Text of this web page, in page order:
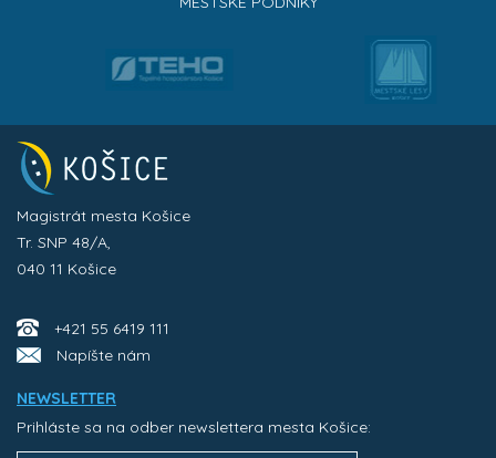
Magistrát mesta Košice
Tr. SNP 48/A,
040 11 Košice
+421 55 6419 111
Napíšte nám
NEWSLETTER
Prihláste sa na odber newslettera mesta Košice: